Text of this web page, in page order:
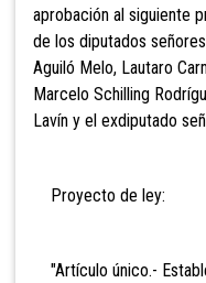
aprobación al siguiente
de los diputados
Aguiló Melo, Lautaro
Marcelo Schilling
Lavín y el exdiputado
Proyecto de ley:
"Artículo único.-